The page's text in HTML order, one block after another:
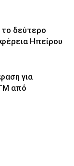
δεύτερο
Ηπείρου
για
από